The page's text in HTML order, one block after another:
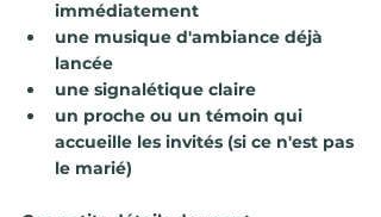
immédiatement
une musique d'ambiance déjà
lancée
une signalétique claire
un proche ou un témoin qui
accueille les invités (si ce n'est pas
le marié)